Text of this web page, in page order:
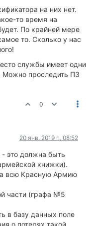
на них нет.
то время на
По крайней мере
то. Сколько у нас
службы имеет одни
Можно проследить ПЗ
0
20 янв. 2019 г., 08:52
это должна быть
книжки).
всю Красную Армию
части (графа №5
в базу данных поле
о потерях такой